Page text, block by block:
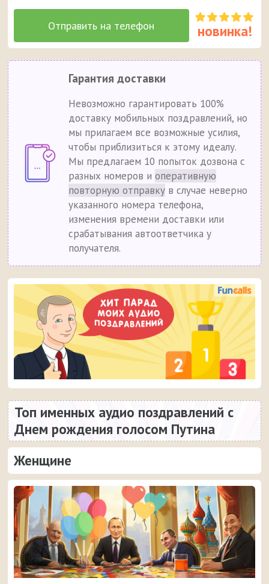
Гарантия доставки
Невозможно гарантировать 100%
доставку мобильных поздравлений, но
мы прилагаем все возможные усилия,
чтобы приблизиться к этому идеалу.
Мы предлагаем 10 попыток дозвона с
разных номеров иоперативную
повторную отправку в случае неверно
указанного номера телефона,
изменения времени доставки или
срабатывания автоответчика у
получателя.
Топ именных аудио поздравлений с
Днем рождения голосом Путина
Женщине